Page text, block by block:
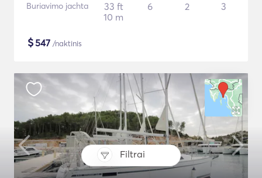
Filtrai
Buriavimo jachta
33 ft
10 m
6 2 3
$547 /naktinis